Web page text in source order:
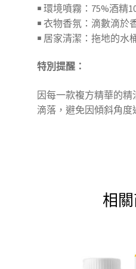
￭ 環境噴霧：75%酒精
￭ 衣物香氛：滴數滴於
￭ 居家清潔：拖地的水
特別提醒：
因每一款複方精華的
滴落，避免因傾斜角
相